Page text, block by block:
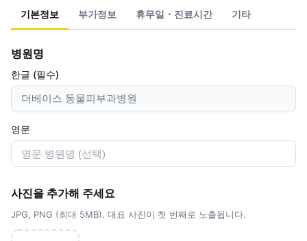
기본정보 부가정보 휴무일・진료시간 기타
병원명
한글 (필수)
영문
사진을 추가해 주세요
JPG, PNG (최대 5MB). 대표 사진이 첫 번째로 노출됩니다.